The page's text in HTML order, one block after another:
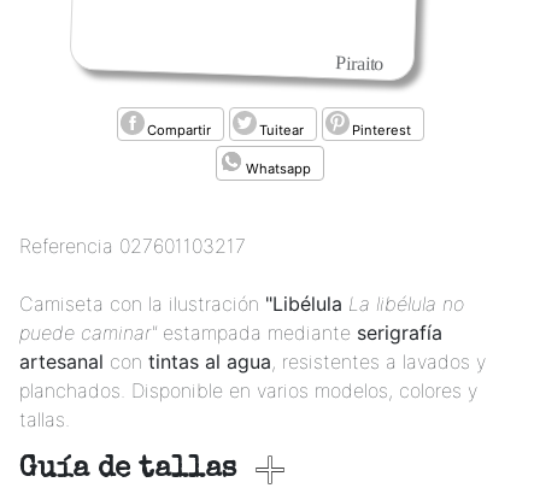
Piraito
Compartir Tuitear Pinterest
Whatsapp
Referencia 027601103217
Camiseta con la ilustración "Libélula La libélula no
puede caminar" estampada mediante serigrafía
artesanal con tintas al agua, resistentes a lavados y
planchados. Disponible en varios modelos, colores y
tallas.
Guía de tallas